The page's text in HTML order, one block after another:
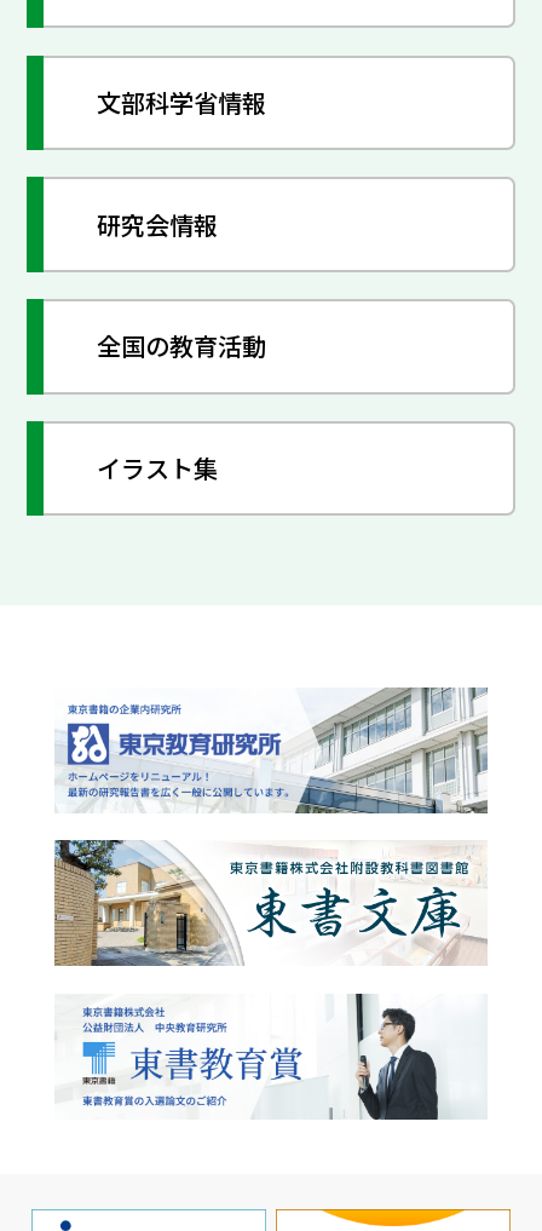
文部科学省情報
研究会情報
全国の教育活動
イラスト集